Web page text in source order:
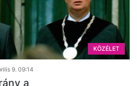
KÖZÉLET
9. 09:14
a